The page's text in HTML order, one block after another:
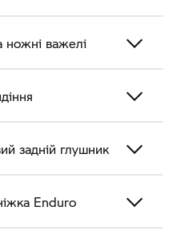
ножні важелі
задній глушник
Enduro